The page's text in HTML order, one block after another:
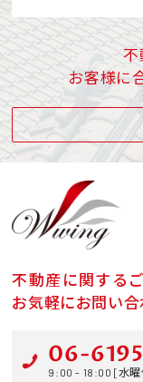
不
お客様に
不動産に関する
お気軽にお問い合
06-
9:00 - 18:00 [水